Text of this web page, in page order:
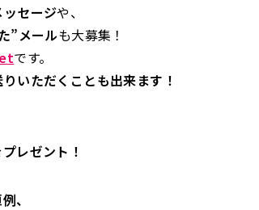
セージや、
”メールも大募集！
です。
いただくことも出来ます！
レゼント！
、